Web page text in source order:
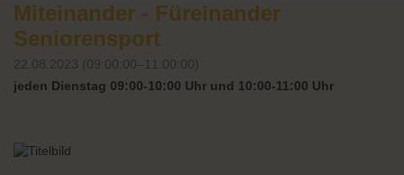
Miteinander - Füreinander
Seniorensport
22.08.2023 (09:00:00–11:00:00)
jeden Dienstag 09:00-10:00 Uhr und 10:00-11:00 Uhr